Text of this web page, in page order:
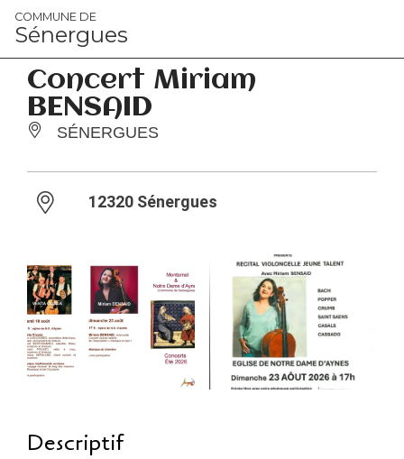
Panneau de gestion des cookies
COMMUNE DE
Sénergues
Concert Miriam
BENSAID
SÉNERGUES
12320 Sénergues
Descriptif